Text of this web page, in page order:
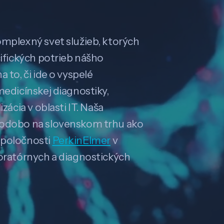
svet služieb, ktorých
potrieb nášho
to, či ide o vyspelé
diagnostiky,
v oblasti IT. Naša
na slovenskom trhu ako
PerkinElmerv
a diagnostických